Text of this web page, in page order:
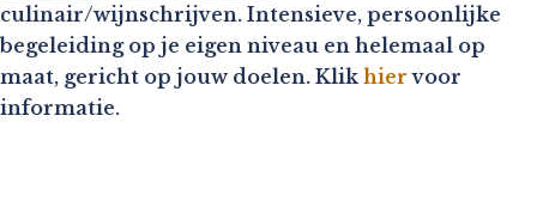
culinair/wijnschrijven. Intensieve, persoonlijke
begeleiding op je eigen niveau en helemaal op
maat, gericht op jouw doelen. Klik hier voor
informatie.